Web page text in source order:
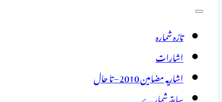
تازہ شمارہ
اشارات
اشاریہ مضامین 2010 – تا حال
سابقہ شمارے